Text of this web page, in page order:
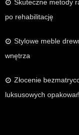
Skuteczne metody
po rehabilitację
Stylowe meble
wnętrza
Złocenie
luksusowych